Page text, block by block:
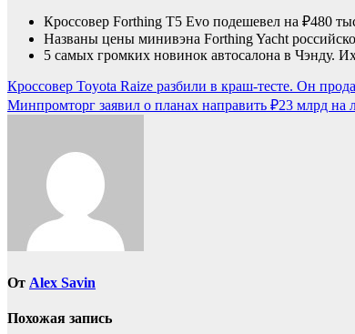
Кроссовер Forthing T5 Evo подешевел на ₽480
Названы цены минивэна Forthing Yacht
5 самых громких новинок автосалона в Чэнду.
Навигация
по
Кроссовер Toyota Raize разбили в краш-тесте. Он
Минпромторг заявил о планах направить ₽23 млрд на
От Alex Savin
Похожая запись